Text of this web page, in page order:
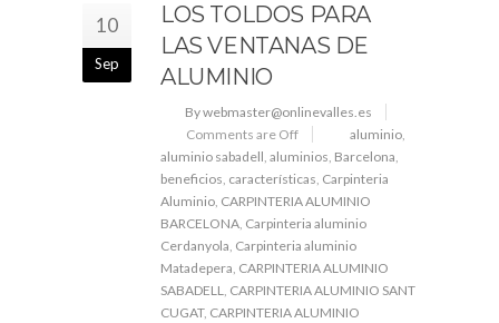
10
Sep
LOS TOLDOS PARA
LAS VENTANAS DE
ALUMINIO
By webmaster@onlinevalles.es
Comments are Off
aluminio,
aluminio sabadell, aluminios, Barcelona,
beneficios, características, Carpinteria
Aluminio, CARPINTERIA ALUMINIO
BARCELONA, Carpinteria aluminio
Cerdanyola, Carpinteria aluminio
Matadepera, CARPINTERIA ALUMINIO
SABADELL, CARPINTERIA ALUMINIO SANT
CUGAT, CARPINTERIA ALUMINIO